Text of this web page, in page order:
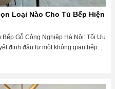
Loại Nào Cho Tủ Bếp Hiện
Gỗ Công Nghiệp Hà Nội: Tối Ưu
định đầu tư một không gian bếp...